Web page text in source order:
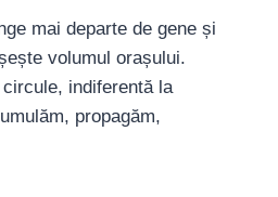
mai departe de gene și
volumul orașului.
indiferentă la
propagăm,